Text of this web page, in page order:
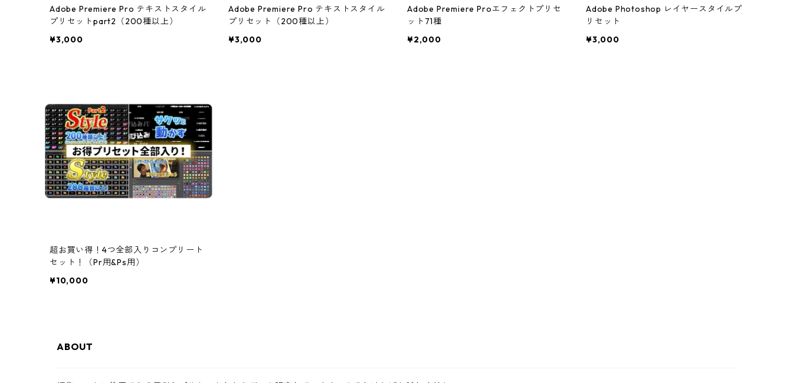
Adobe Premiere Pro テキストスタイル
プリセットpart2（200種以上）
¥3,000
Adobe Premiere Pro テキストスタイル
プリセット（200種以上）
¥3,000
Adobe Premiere Proエフェクトプリセ
ット71種
¥2,000
Adobe Photoshop レイヤースタイルプ
リセット
¥3,000
超お買い得！4つ全部入りコンプリート
セット！（Pr用&Ps用）
¥10,000
ABOUT